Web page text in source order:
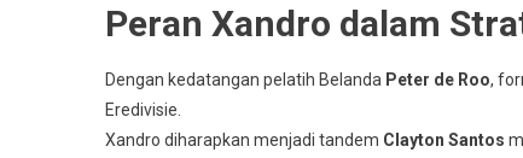
Peran Xandro dalam
Dengan kedatangan pelatih Belanda Peter de Roo,
Eredivisie.
Xandro diharapkan menjadi tandem Clayton Santos